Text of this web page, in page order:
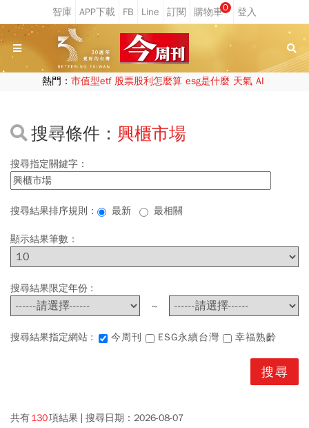
0
熱門： 市值型etf 股票股利怎麼算 esg是什麼 天氣 AI
搜尋條件： 興櫃市場
搜尋指定關鍵字：
搜尋結果排序規則： 最新 最相關
顯示結果筆數：
搜尋結果限定年份 :
~
搜尋結果指定網站 : 今周刊 ESG永續台灣 幸福熟齡
共有130項結果 搜尋日期： 2026-08-07